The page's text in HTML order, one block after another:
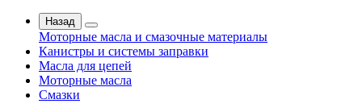
Назад
Моторные масла и смазочные материалы
Канистры и системы заправки
Масла для цепей
Моторные масла
Смазки